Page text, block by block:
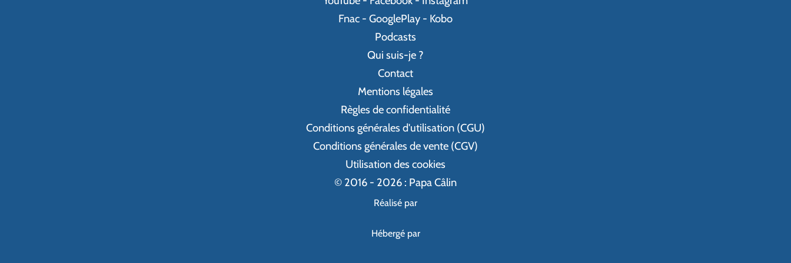
Fnac - GooglePlay - Kobo
Podcasts
Qui suis-je ?
Contact
Mentions légales
Règles de confidentialité
Conditions générales d'utilisation (CGU)
Conditions générales de vente (CGV)
Utilisation des cookies
© 2016 - 2026 : Papa Câlin
Réalisé par
Hébergé par